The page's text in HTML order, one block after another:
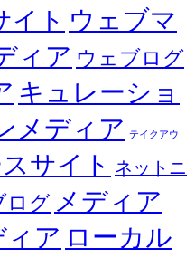
イト ウェブマ
ィア ウェブログ
キュレーショ
メディア テイクアウ
サイト ネットニ
ログ メディア
ィア ローカル